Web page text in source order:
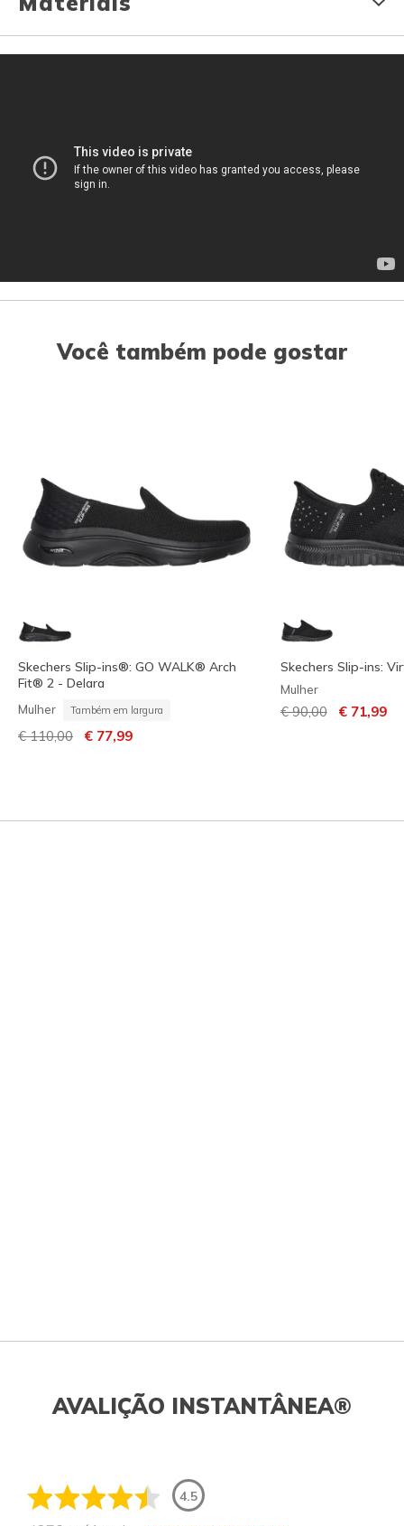
Você também pode gostar
Skechers Slip-ins®: GO WALK® Arch
Fit® 2 - Delara
Mulher Também em largura
Preço com desconto de
€ 110,00 para
€ 77,99
Skechers Slip-ins:
Mulher
Preço com
€ 90,00para
€ 71,99
AVALIÇÃO INSTANTÂNEA®
4.5